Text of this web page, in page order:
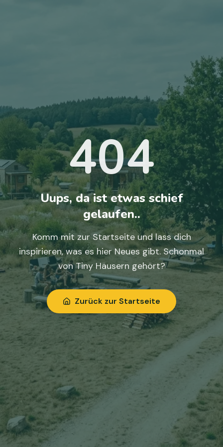
404
Uups, da ist etwas schief
gelaufen..
Komm mit zur Startseite und lass dich
inspirieren, was es hier Neues gibt. Schonmal
von Tiny Häusern gehört?
Zurück zur Startseite